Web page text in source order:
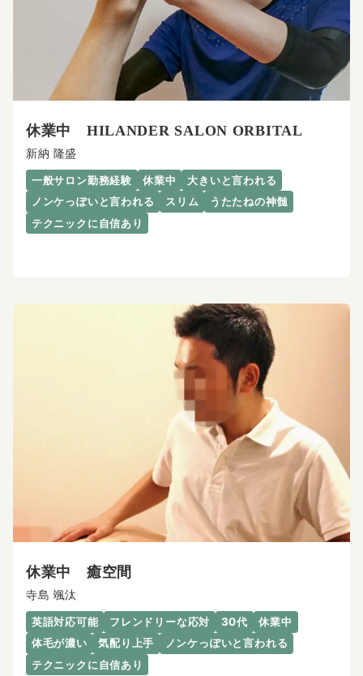
休業中 HILANDER SALON ORBITAL
新納 隆盛
一般サロン勤務経験 休業中
大きいと言われる
ノンケっぽいと言われる
スリム
うたたねの神髄
テクニックに自信あり
休業中 癒空間
寺島 颯汰
英語対応可能 フレンドリーな応対 30代
休業中
体毛が濃い
気配り上手
ノンケっぽいと言われる
テクニックに自信あり